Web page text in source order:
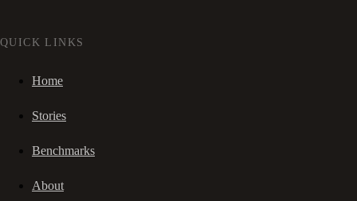
QUICK LINKS
Home
Stories
Benchmarks
About